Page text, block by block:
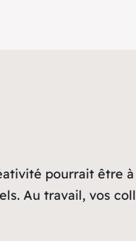
pourrait être
Au travail, vos